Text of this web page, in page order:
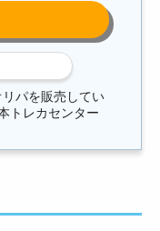
パを販売してい
トレカセンター